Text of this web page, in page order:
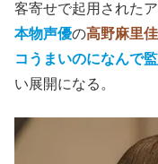
客寄せで起用された
本物声優の高野麻里佳
コうまいのになんで
い展開になる。